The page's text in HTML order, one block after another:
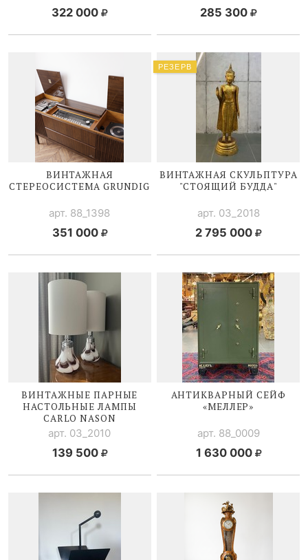
322 000 285 300
ВИНТАЖНАЯ
СТЕРЕОСИСТЕМА GRUNDIG
арт. 88_1398
351 000
ВИНТАЖНАЯ СКУЛЬПТУРА
"СТОЯЩИЙ БУДДА"
арт. 03_2018
2 795 000
РЕЗЕРВ
ВИНТАЖНЫЕ ПАРНЫЕ
НАСТОЛЬНЫЕ ЛАМПЫ
CARLO NASON
арт. 03_2010
139 500
АНТИКВАРНЫЙ СЕЙФ
«МЕЛЛЕР»
арт. 88_0009
1 630 000